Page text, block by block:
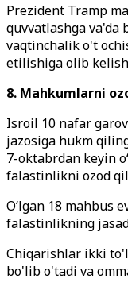
Prezident Tramp
quvvatlashga va'da
vaqtinchalik o't
etilishiga olib
8. Mahkumlarni
Isroil 10 nafar
jazosiga hukm
7-oktabrdan keyin
falastinlikni ozod
O‘lgan 18 mahbus
falastinlikning
Chiqarishlar ikki
bo'lib o'tadi va